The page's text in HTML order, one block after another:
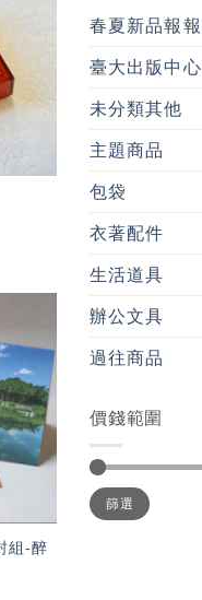
加入
「願
望輕
單」
組-醉
春夏新品報報
臺大出版中心
未分類其他
主題商品
包袋
衣著配件
生活道具
辦公文具
過往商品
價錢範圍
最
低
價
最
高
價
篩選